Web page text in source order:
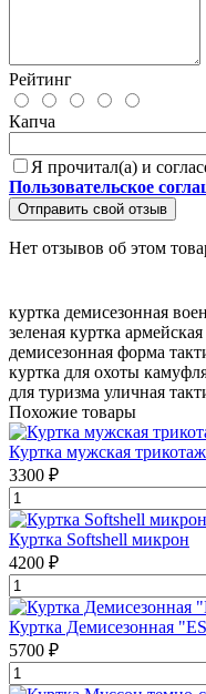
Рейтинг
Капча
Я прочитал(а) и
Пользовательское
Отправить свой отзыв
Нет отзывов об этом
куртка демисезонная
зеленая куртка
демисезонная форма
куртка для охоты
для туризма уличная
Похожие товары
Куртка мужская
3300 ₽
Куртка Softshell микрон
4200 ₽
Куртка Демисезонная
5700 ₽